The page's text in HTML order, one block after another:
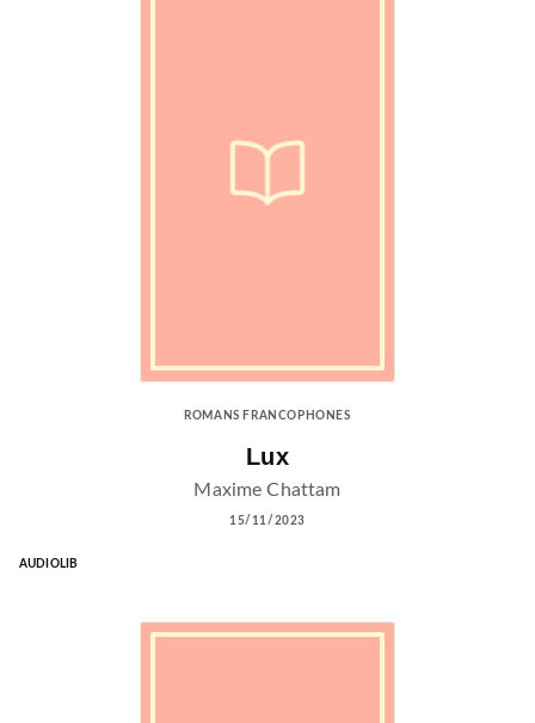
ROMANS FRANCOPHONES
Lux
Maxime Chattam
15/11/2023
AUDIOLIB